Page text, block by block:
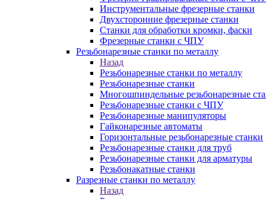
Инструментальные фрезерные станки
Двухсторонние фрезерные станки
Станки для обработки кромки, фаски
Фрезерные станки с ЧПУ
Резьбонарезные станки по металлу
Назад
Резьбонарезные станки по металлу
Резьбонарезные станки
Многошпиндельные резьбонарезные
Резьбонарезные станки с ЧПУ
Резьбонарезные манипуляторы
Гайконарезные автоматы
Горизонтальные резьбонарезные станки
Резьбонарезные станки для труб
Резьбонарезные станки для арматуры
Резьбонакатные станки
Разрезные станки по металлу
Назад